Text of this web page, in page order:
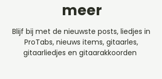
meer
Blijf bij met de nieuwste posts, liedjes in
ProTabs, nieuws items, gitaarles,
gitaarliedjes en gitaarakkoorden